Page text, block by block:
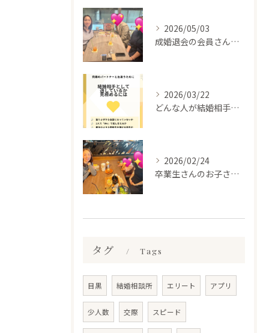
2026/05/03
成婚退会の会員さんとお会いして来ました✨
2026/03/22
どんな人が結婚相手だといいのか
2026/02/24
卒業生さんのお子さんに会って来ました✨
タグ Tags
目黒 結婚相談所 エリート アプリ
少人数 交際 スピード